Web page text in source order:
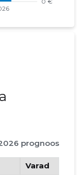
prognoos
Varad